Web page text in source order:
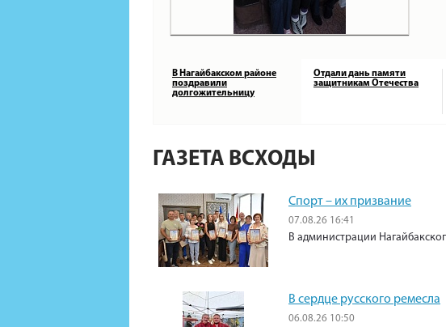
В Нагайбакском районе
поздравили
долгожительницу
Отдали дань памяти
защитникам Отечества
ГАЗЕТА ВСХОДЫ
Спорт – их призвание
07.08.26 16:41
В администрации
В сердце русского ремесла
06.08.26 10:50